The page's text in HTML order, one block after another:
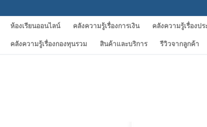
ห้องเรียนออนไลน์ คลังความรู้เรื่องการเงิน คลังความรู้เรื่องปร
คลังความรู้เรื่องกองทุนรวม สินค้าและบริการ รีวิวจากลูกค้า